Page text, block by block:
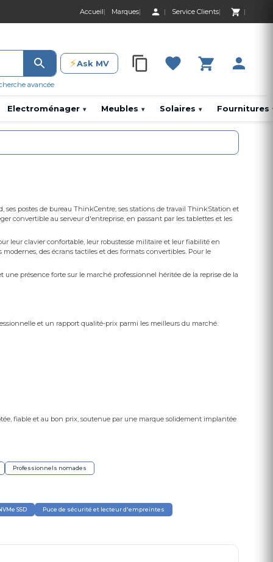
Accueil Marques Service Clients
0 Produit 0,00
avancée
⚡Ask MV 0 Produit 0,00 DH
Electroménager ▾ Meubles ▾ Solaires ▾ Fournitures
postes de bureau ThinkCentre, ses stations de travail ThinkStation et
convertible au serveur d'entreprise, en passant par les tablettes et les
leur clavier confortable, leur robustesse militaire et leur fiabilité en
des écrans tactiles et des formats convertibles. Pour le
présence forte sur le marché professionnel héritée de la reprise de la
et un rapport qualité-prix parmi les meilleurs du marché.
fiable et au bon prix, soutenue par une marque solidement implantée
Professionnels nomades
SSD Puce de sécurité et lecteur d'empreintes